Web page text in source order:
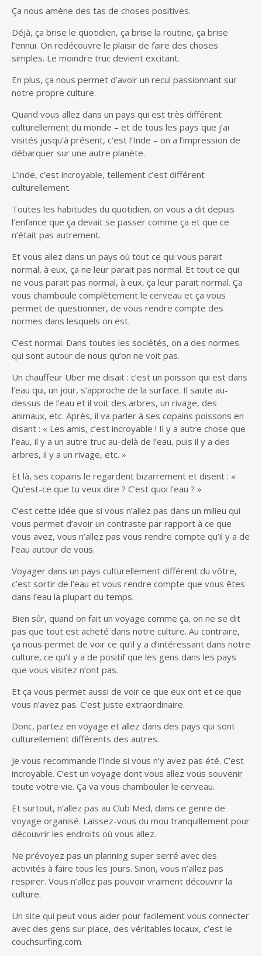
Ça nous amène des tas de choses positives.
Déjà, ça brise le quotidien, ça brise la routine, ça brise
l’ennui. On redécouvre le plaisir de faire des choses
simples. Le moindre truc devient excitant.
En plus, ça nous permet d’avoir un recul passionnant sur
notre propre culture.
Quand vous allez dans un pays qui est très différent
culturellement du monde – et de tous les pays que j’ai
visités jusqu’à présent, c’est l’Inde – on a l’impression de
débarquer sur une autre planète.
L’inde, c’est incroyable, tellement c’est différent
culturellement.
Toutes les habitudes du quotidien, on vous a dit depuis
l’enfance que ça devait se passer comme ça et que ce
n’était pas autrement.
Et vous allez dans un pays où tout ce qui vous parait
normal, à eux, ça ne leur parait pas normal. Et tout ce qui
ne vous parait pas normal, à eux, ça leur parait normal. Ça
vous chamboule complètement le cerveau et ça vous
permet de questionner, de vous rendre compte des
normes dans lesquels on est.
C’est normal. Dans toutes les sociétés, on a des normes
qui sont autour de nous qu’on ne voit pas.
Un chauffeur Uber me disait : c’est un poisson qui est dans
l’eau qui, un jour, s’approche de la surface. Il saute au-
dessus de l’eau et il voit des arbres, un rivage, des
animaux, etc. Après, il va parler à ses copains poissons en
disant : « Les amis, c’est incroyable ! Il y a autre chose que
l’eau, il y a un autre truc au-delà de l’eau, puis il y a des
arbres, il y a un rivage, etc. »
Et là, ses copains le regardent bizarrement et disent : «
Qu’est-ce que tu veux dire ? C’est quoi l’eau ? »
C’est cette idée que si vous n’allez pas dans un milieu qui
vous permet d’avoir un contraste par rapport à ce que
vous avez, vous n’allez pas vous rendre compte qu’il y a de
l’eau autour de vous.
Voyager dans un pays culturellement différent du vôtre,
c’est sortir de l’eau et vous rendre compte que vous êtes
dans l’eau la plupart du temps.
Bien sûr, quand on fait un voyage comme ça, on ne se dit
pas que tout est acheté dans notre culture. Au contraire,
ça nous permet de voir ce qu’il y a d’intéressant dans notre
culture, ce qu’il y a de positif que les gens dans les pays
que vous visitez n’ont pas.
Et ça vous permet aussi de voir ce que eux ont et ce que
vous n’avez pas. C’est juste extraordinaire.
Donc, partez en voyage et allez dans des pays qui sont
culturellement différents des autres.
Je vous recommande l’Inde si vous n’y avez pas été. C’est
incroyable. C’est un voyage dont vous allez vous souvenir
toute votre vie. Ça va vous chambouler le cerveau.
Et surtout, n’allez pas au Club Med, dans ce genre de
voyage organisé. Laissez-vous du mou tranquillement pour
découvrir les endroits où vous allez.
Ne prévoyez pas un planning super serré avec des
activités à faire tous les jours. Sinon, vous n’allez pas
respirer. Vous n’allez pas pouvoir vraiment découvrir la
culture.
Un site qui peut vous aider pour facilement vous connecter
avec des gens sur place, des véritables locaux, c’est le
couchsurfing.com.